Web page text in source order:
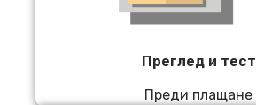
Преглед и тест
Преди плащане